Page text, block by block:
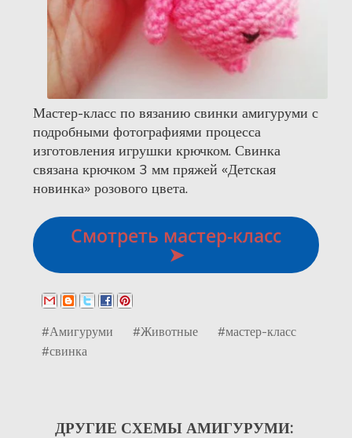
Мастер-класс по вязанию свинки амигуруми с
подробными фотографиями процесса
изготовления игрушки крючком. Свинка
связана крючком 3 мм пряжей «Детская
новинка» розового цвета.
Смотреть мастер-класс
➤
#Амигуруми #Животные
#мастер-класс
#свинка
ДРУГИЕ СХЕМЫ АМИГУРУМИ: